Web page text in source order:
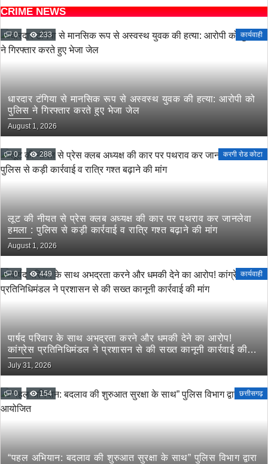
CRIME NEWS
0 233 कार्यवाही
धारदार टंगिया से मानसिक रूप से अस्वस्थ युवक की हत्या: आरोपी को
पुलिस ने गिरफ्तार करते हुए भेजा जेल
August 1, 2026
0 288 करगी रोड कोटा
लूट की नीयत से प्रेस क्लब अध्यक्ष की कार पर पथराव कर जानलेवा
हमला : पुलिस से कड़ी कार्रवाई व रात्रि गश्त बढ़ाने की मांग
August 1, 2026
0 449 कार्यवाही
पार्षद परिवार के साथ अभद्रता करने और धमकी देने का आरोप!
कांग्रेस प्रतिनिधिमंडल ने प्रशासन से की सख्त कानूनी कार्रवाई की
मांग
July 31, 2026
0 154 छत्तीसगढ़
“पहल अभियान: बदलाव की शुरुआत सुरक्षा के साथ” पुलिस विभाग द्वारा